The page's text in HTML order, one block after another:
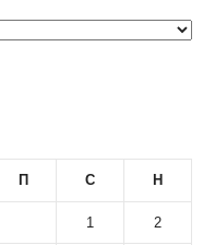
П С Н
1 2